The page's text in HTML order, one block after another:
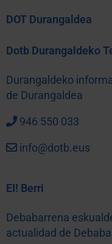
DOT Durangaldea
Dotb Durangaldeko
Durangaldeko
de Durangaldea
946 550 033
info@dotb.eus
EI! Berri
Debabarrena
actualidad de